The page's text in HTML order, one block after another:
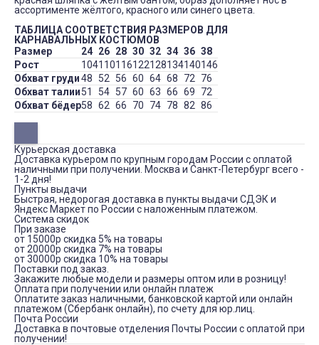
ассортименте жёлтого, красного или синего цвета.
ТАБЛИЦА СООТВЕТСТВИЯ РАЗМЕРОВ ДЛЯ
КАРНАВАЛЬНЫХ КОСТЮМОВ
Размер
24 26 28 30 32 34 36 38
Рост
104110116122128134140146
Обхват груди48 52 56 60 64 68 72
76
Обхват талии51 54 57 60 63 66 69
72
Обхват бёдер58 62 66 70 74 78 82 86
Курьерская доставка
Доставка курьером по крупным городам России с оплатой
наличными при получении. Москва и Санкт-Петербург всего -
1-2 дня!
Пункты выдачи
Быстрая, недорогая доставка в пункты выдачи СДЭК и
Яндекс Маркет по России с наложенным платежом.
Система скидок
При заказе
от 15000р скидка 5% на товары
от 20000р скидка 7% на товары
от 30000р скидка 10% на товары
Поставки под заказ.
Закажите любые модели и размеры оптом или в розницу!
Оплата при получении или онлайн платеж
Оплатите заказ наличными, банковской картой или онлайн
платежом (Сбербанк онлайн), по счету для юр.лиц.
Почта России
Доставка в почтовые отделения Почты России с оплатой при
получении!